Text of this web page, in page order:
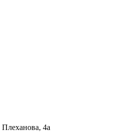
Плеханова, 4а